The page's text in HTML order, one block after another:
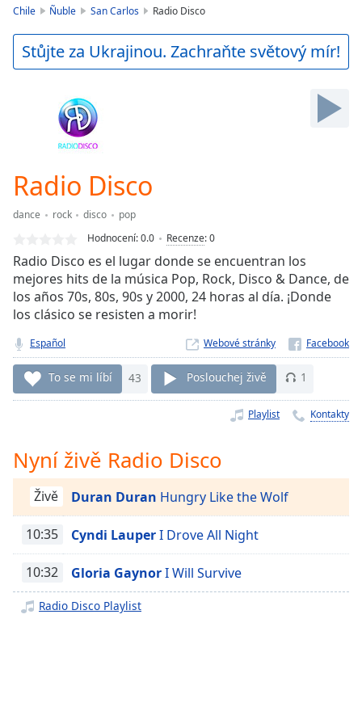
Play
Video
Current
Time0:00
0.00%
Stream
Type LIVE
Seek to
currently
behind
liveLIVE
Remaining
Time-
Playback
Rate
Chapters
Chapters
Descriptions
descriptions
Chile Ñuble San Carlos Radio Disco
Stůjte za Ukrajinou. Zachraňte světový mír!
Radio Disco
dance rock disco
pop
Hodnocení:0.0 Recenze:0
Radio Disco es el lugar donde se encuentran los
mejores hits de la música Pop, Rock, Disco & Dance, de
los años 70s, 80s, 90s y 2000, 24 horas al día. ¡Donde
los clásico se resisten a morir!
Español Webové stránky
To se mi líbí 43 Poslouchej živě 1
Playlist Kontakty
Nyní živě Radio Disco
Živě Duran Duran Hungry Like the Wolf
10:35 Cyndi LauperI Drove All Night
10:32 Gloria GaynorI Will Survive
Radio Disco Playlist